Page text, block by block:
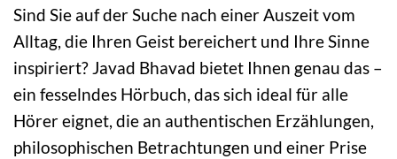
Sind Sie auf der Suche nach einer Auszeit vom
Alltag, die Ihren Geist bereichert und Ihre Sinne
inspiriert? Javad Bhavad bietet Ihnen genau das –
ein fesselndes Hörbuch, das sich ideal für alle
Hörer eignet, die an authentischen Erzählungen,
philosophischen Betrachtungen und einer Prise